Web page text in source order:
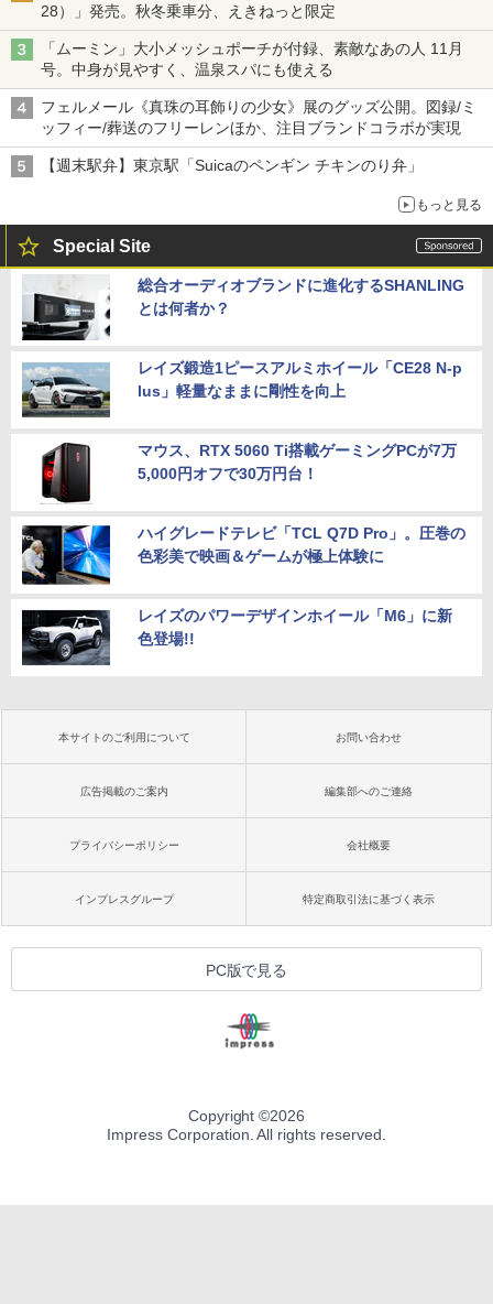
28）」発売。秋冬乗車分、えきねっと限定
「ムーミン」大小メッシュポーチが付録、素敵なあの人 11月
号。中身が見やすく、温泉スパにも使える
フェルメール《真珠の耳飾りの少女》展のグッズ公開。図録/ミ
ッフィー/葬送のフリーレンほか、注目ブランドコラボが実現
【週末駅弁】東京駅「Suicaのペンギン チキンのり弁」
もっと見る
Special Site
総合オーディオブランドに進化するSHANLING
とは何者か？
レイズ鍛造1ピースアルミホイール「CE28 N-p
lus」軽量なままに剛性を向上
マウス、RTX 5060 Ti搭載ゲーミングPCが7万
5,000円オフで30万円台！
ハイグレードテレビ「TCL Q7D Pro」。圧巻の
色彩美で映画＆ゲームが極上体験に
レイズのパワーデザインホイール「M6」に新
色登場!!
本サイトのご利用について お問い合わせ
広告掲載のご案内 編集部へのご連絡
プライバシーポリシー 会社概要
インプレスグループ 特定商取引法に基づく表示
PC版で見る
Copyright ©2026
Impress Corporation. All rights reserved.